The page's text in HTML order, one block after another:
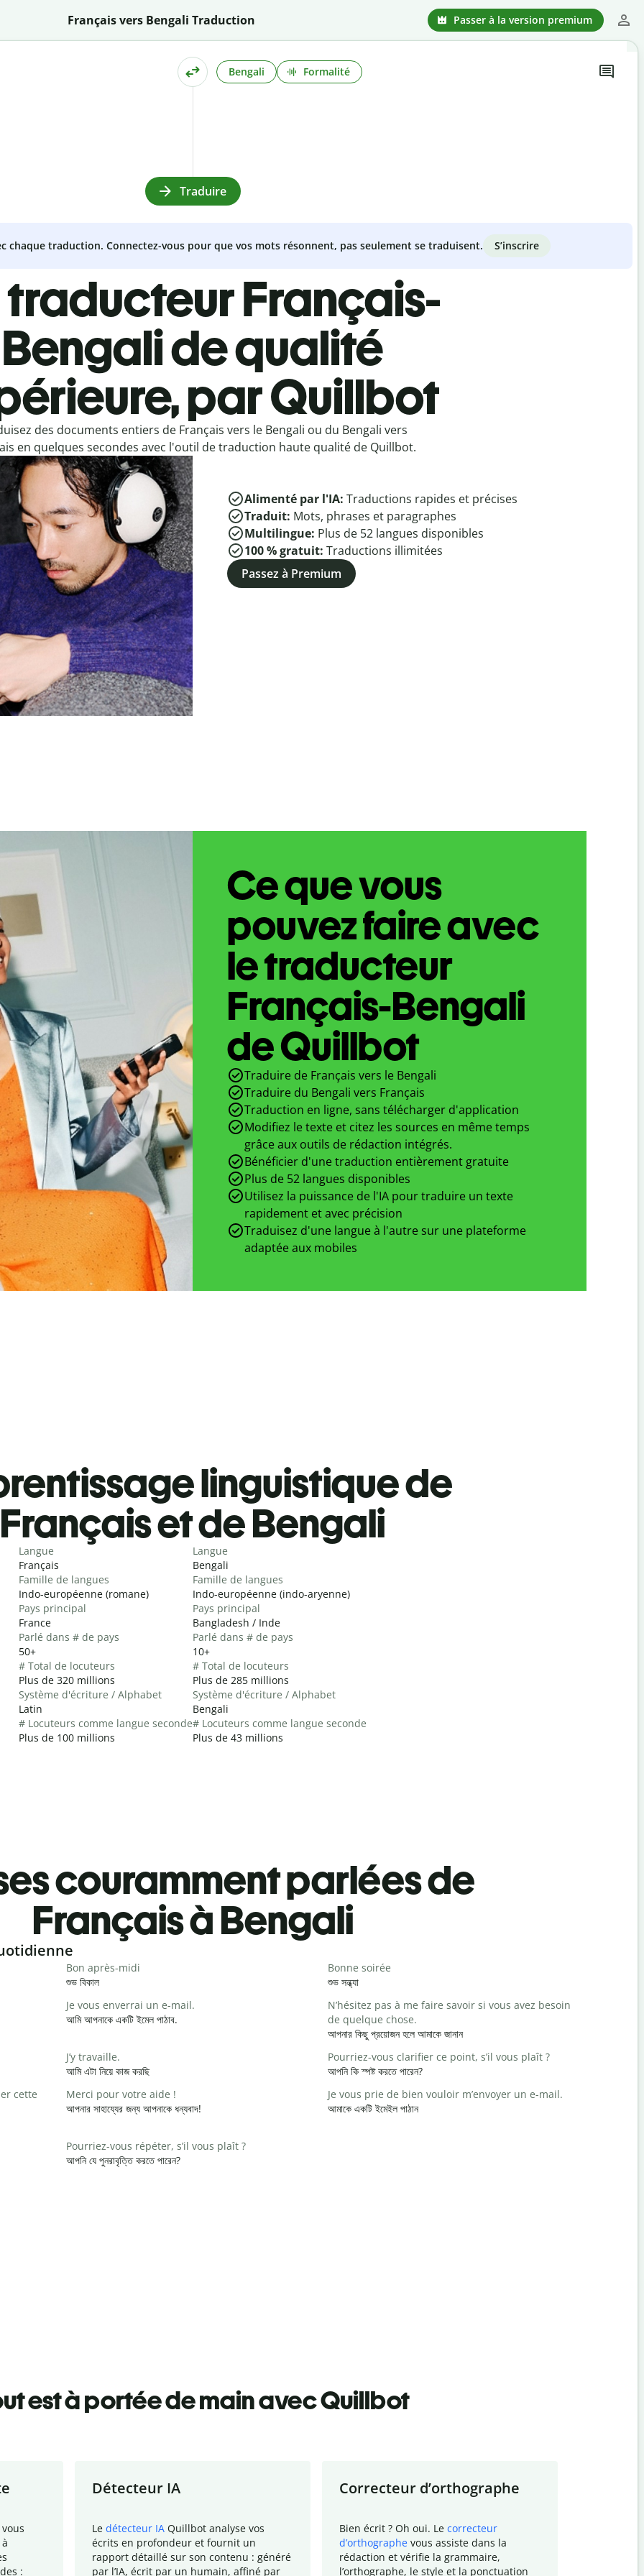
Français vers Bengali Traduction Passer à la version premium
Bengali Formalité
Traduire
chaque traduction. Connectez-vous pour que vos mots résonnent, pas seulement se traduisent. S’inscrire
traducteur Français-
Bengali de qualité
par Quillbot
des documents entiers de Français vers le Bengali ou du Bengali vers
en quelques secondes avec l'outil de traduction haute qualité de Quillbot.
Alimenté par l'IA: Traductions rapides et précises
Traduit: Mots, phrases et paragraphes
Multilingue: Plus de 52 langues disponibles
100 % gratuit: Traductions illimitées
Passez à Premium
Ce que vous
pouvez faire avec
le traducteur
Français-Bengali
de Quillbot
Traduire de Français vers le Bengali
Traduire du Bengali vers Français
Traduction en ligne, sans télécharger d'application
Modifiez le texte et citez les sources en même temps
grâce aux outils de rédaction intégrés.
Bénéficier d'une traduction entièrement gratuite
Plus de 52 langues disponibles
Utilisez la puissance de l'IA pour traduire un texte
rapidement et avec précision
Traduisez d'une langue à l'autre sur une plateforme
adaptée aux mobiles
linguistique de
Français et de Bengali
Langue
Français
Famille de langues
Indo-européenne (romane)
Pays principal
France
Parlé dans # de pays
50+
# Total de locuteurs
Plus de 320 millions
Système d'écriture / Alphabet
Latin
# Locuteurs comme langue seconde
Plus de 100 millions
Langue
Bengali
Famille de langues
Indo-européenne (indo-aryenne)
Pays principal
Bangladesh / Inde
Parlé dans # de pays
10+
# Total de locuteurs
Plus de 285 millions
Système d'écriture / Alphabet
Bengali
# Locuteurs comme langue seconde
Plus de 43 millions
couramment parlées de
Français à Bengali
Bon après-midi
শুভ বিকাল
Bonne soirée
শুভ সন্ধ্যা
Je vous enverrai un e-mail.
আমি আপনাকে একটি ইমেল পাঠাব.
N’hésitez pas à me faire savoir si vous avez besoin
de quelque chose.
আপনার কিছু প্রয়োজন হলে আমাকে জানান
J’y travaille.
আমি এটা নিয়ে কাজ করছি
Pourriez-vous clarifier ce point, s’il vous plaît ?
আপনি কি স্পষ্ট করতে পারেন?
cette
Merci pour votre aide !
আপনার সাহায্যের জন্য আপনাকে ধন্যবাদ!
Je vous prie de bien vouloir m’envoyer un e-mail.
আমাকে একটি ইমেইল পাঠান
Pourriez-vous répéter, s’il vous plaît ?
আপনি যে পুনরাবৃত্তি করতে পারেন?
est à portée de main avec Quillbot
:
Détecteur IA
Le détecteur IA Quillbot analyse vos
écrits en profondeur et fournit un
rapport détaillé sur son contenu : généré
par l’IA, écrit par un humain, affiné par
Correcteur d’orthographe
Bien écrit ? Oh oui. Le correcteur
d’orthographe vous assiste dans la
rédaction et vérifie la grammaire,
l’orthographe, le style et la ponctuation